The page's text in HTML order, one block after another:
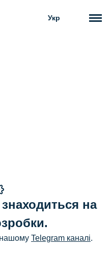
Укр
на
нашому Telegram каналі.